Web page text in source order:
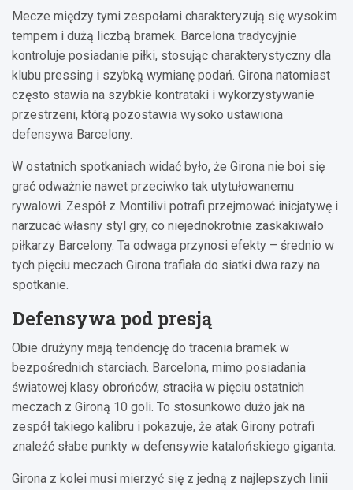
Mecze między tymi zespołami charakteryzują się wysokim
tempem i dużą liczbą bramek. Barcelona tradycyjnie
kontroluje posiadanie piłki, stosując charakterystyczny dla
klubu pressing i szybką wymianę podań. Girona natomiast
często stawia na szybkie kontrataki i wykorzystywanie
przestrzeni, którą pozostawia wysoko ustawiona
defensywa Barcelony.
W ostatnich spotkaniach widać było, że Girona nie boi się
grać odważnie nawet przeciwko tak utytułowanemu
rywalowi. Zespół z Montilivi potrafi przejmować inicjatywę i
narzucać własny styl gry, co niejednokrotnie zaskakiwało
piłkarzy Barcelony. Ta odwaga przynosi efekty – średnio w
tych pięciu meczach Girona trafiała do siatki dwa razy na
spotkanie.
Defensywa pod presją
Obie drużyny mają tendencję do tracenia bramek w
bezpośrednich starciach. Barcelona, mimo posiadania
światowej klasy obrońców, straciła w pięciu ostatnich
meczach z Gironą 10 goli. To stosunkowo dużo jak na
zespół takiego kalibru i pokazuje, że atak Girony potrafi
znaleźć słabe punkty w defensywie katalońskiego giganta.
Girona z kolei musi mierzyć się z jedną z najlepszych linii